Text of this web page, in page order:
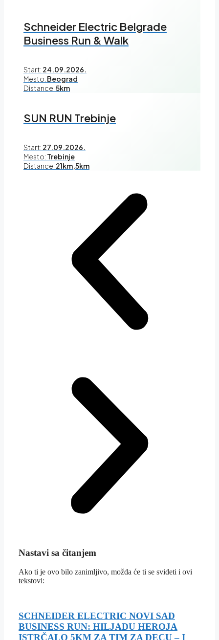
Schneider Electric Belgrade
Business Run & Walk
Start: 24.09.2026.
Mesto: Beograd
Distance:5km
SUN RUN Trebinje
Start: 27.09.2026.
Mesto: Trebinje
Distance: 21km,5km
Nastavi sa čitanjem
Ako ti je ovo bilo zanimljivo, možda će ti se svideti i ovi
tekstovi:
SCHNEIDER ELECTRIC NOVI SAD
BUSINESS RUN: HILJADU HEROJA
ISTRČALO 5KM ZA TIM ZA DECU – I